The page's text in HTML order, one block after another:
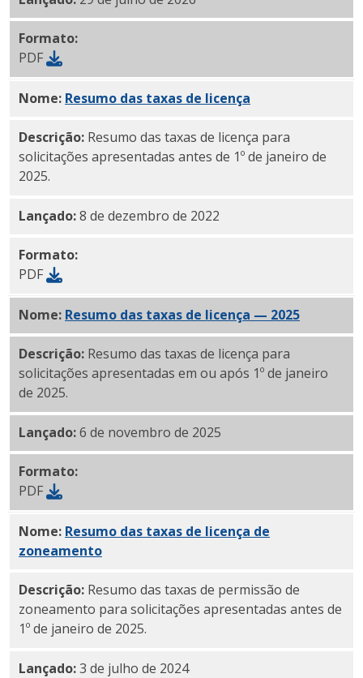
Formato:
PDF
Nome: Resumo das taxas de licença
Descrição: Resumo das taxas de licença para
solicitações apresentadas antes de 1º de janeiro de
2025.
Lançado:8 de dezembro de 2022
Formato:
PDF
Nome: Resumo das taxas de licença — 2025PDF
Descrição: Resumo das taxas de licença para
solicitações apresentadas em ou após 1º de janeiro
de 2025.
Lançado:6 de novembro de 2025
Formato:
PDF
Nome: Resumo das taxas de licença de
zoneamento(PDF)
Descrição: Resumo das taxas de permissão de
zoneamento para solicitações apresentadas antes de
1º de janeiro de 2025.
Lançado:3 de julho de 2024